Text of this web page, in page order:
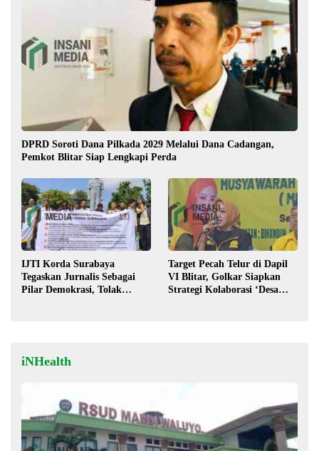
DPRD Soroti Dana Pilkada 2029 Melalui Dana Cadangan,
Pemkot Blitar Siap Lengkapi Perda
IJTI Korda Surabaya
Tegaskan Jurnalis Sebagai
Pilar Demokrasi, Tolak
Target Pecah Telur di Dapil
VI Blitar, Golkar Siapkan
Strategi Kolaborasi ‘Desa
iNHealth